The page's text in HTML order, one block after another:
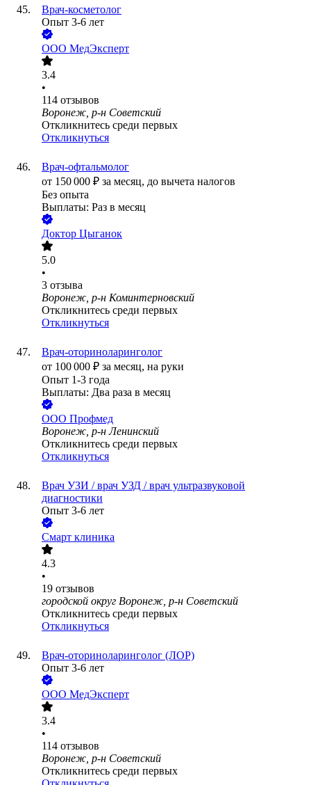
Врач-косметолог
Опыт 3-6 лет
ООО МедЭксперт
3.4
•
114 отзывов
Воронеж, р-н Советский
Откликнитесь среди первых
Откликнуться
Врач-офтальмолог
от 150 000 ₽ за месяц, до вычета налогов
Без опыта
Выплаты: Раз в месяц
Доктор Цыганок
5.0
•
3 отзыва
Воронеж, р-н Коминтерновский
Откликнитесь среди первых
Откликнуться
Врач-оториноларинголог
от 100 000 ₽ за месяц, на руки
Опыт 1-3 года
Выплаты: Два раза в месяц
ООО Профмед
Воронеж, р-н Ленинский
Откликнитесь среди первых
Откликнуться
Врач УЗИ / врач УЗД / врач ультразвуковой
диагностики
Опыт 3-6 лет
Смарт клиника
4.3
•
19 отзывов
городской округ Воронеж, р-н Советский
Откликнитесь среди первых
Откликнуться
Врач-оториноларинголог (ЛОР)
Опыт 3-6 лет
ООО МедЭксперт
3.4
•
114 отзывов
Воронеж, р-н Советский
Откликнитесь среди первых